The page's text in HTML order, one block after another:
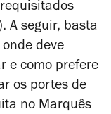
A seguir, basta
onde deve
e como prefere
os portes de
no Marquês